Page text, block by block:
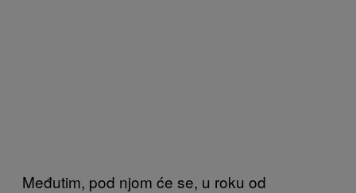
Međutim, pod njom će se, u roku od